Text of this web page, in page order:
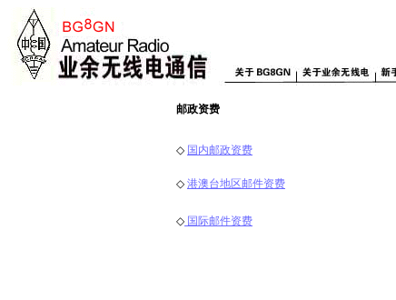
邮政资费
◇ 国内邮政资费
◇ 港澳台地区邮件资费
◇ 国际邮件资费